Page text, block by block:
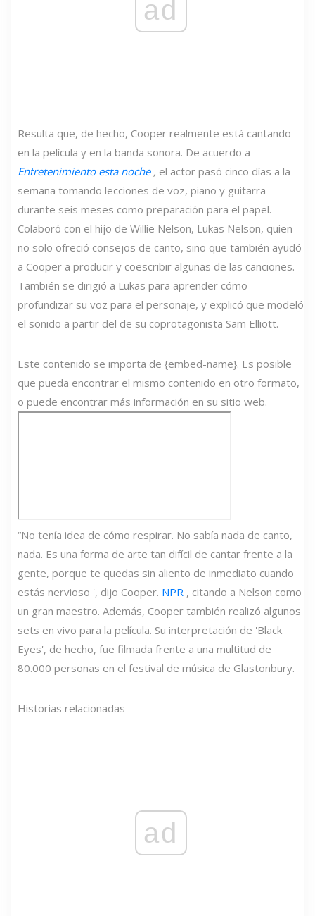
ad
Resulta que, de hecho, Cooper realmente está cantando
en la película y en la banda sonora. De acuerdo a
Entretenimiento esta noche, el actor pasó cinco días a la
semana tomando lecciones de voz, piano y guitarra
durante seis meses como preparación para el papel.
Colaboró ​​con el hijo de Willie Nelson, Lukas Nelson, quien
no solo ofreció consejos de canto, sino que también ayudó
a Cooper a producir y coescribir algunas de las canciones.
También se dirigió a Lukas para aprender cómo
profundizar su voz para el personaje, y explicó que modeló
el sonido a partir del de su coprotagonista Sam Elliott.
Este contenido se importa de {embed-name}. Es posible
que pueda encontrar el mismo contenido en otro formato,
o puede encontrar más información en su sitio web.
“No tenía idea de cómo respirar. No sabía nada de canto,
nada. Es una forma de arte tan difícil de cantar frente a la
gente, porque te quedas sin aliento de inmediato cuando
estás nervioso ', dijo Cooper. NPR , citando a Nelson como
un gran maestro. Además, Cooper también realizó algunos
sets en vivo para la película. Su interpretación de 'Black
Eyes', de hecho, fue filmada frente a una multitud de
80.000 personas en el festival de música de Glastonbury.
Historias relacionadas
ad